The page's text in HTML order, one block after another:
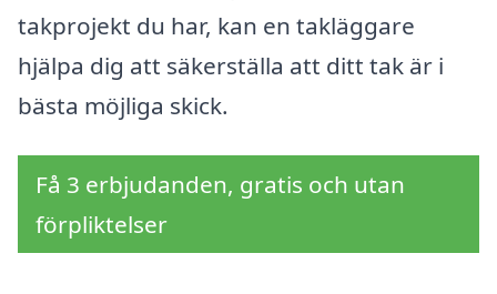
takprojekt du har, kan en takläggare
hjälpa dig att säkerställa att ditt tak är i
bästa möjliga skick.
Få 3 erbjudanden, gratis och utan
förpliktelser